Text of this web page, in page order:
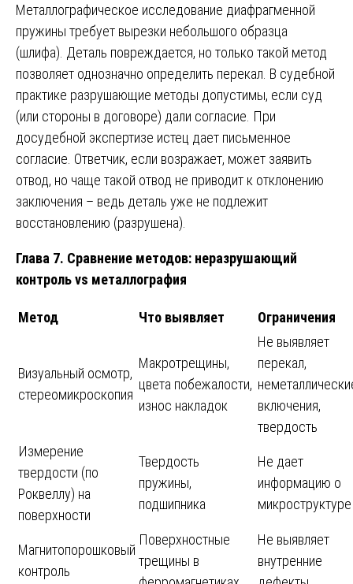
Металлографическое исследование диафрагменной
пружины требует вырезки небольшого образца
(шлифа). Деталь повреждается, но только такой метод
позволяет однозначно определить перекал. В судебной
практике разрушающие методы допустимы, если суд
(или стороны в договоре) дали согласие. При
досудебной экспертизе истец дает письменное
согласие. Ответчик, если возражает, может заявить
отвод, но чаще такой отвод не приводит к отклонению
заключения – ведь деталь уже не подлежит
восстановлению (разрушена).
Глава 7. Сравнение методов: неразрушающий
контроль vs металлография
Метод Что выявляет Ограничения
Визуальный осмотр,
стереомикроскопия
Макротрещины,
цвета побежалости,
износ накладок
Не выявляет
перекал,
включения,
твердость
Измерение
твердости (по
Роквеллу) на
поверхности
Твердость
пружины,
подшипника
Не дает
информацию о
микроструктуре
Магнитопорошковый
контроль
Поверхностные
трещины в
Не выявляет
внутренние